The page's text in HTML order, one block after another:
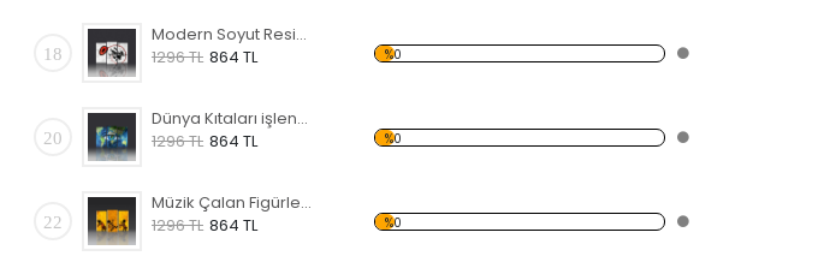
18
Modern Soyut Resim 22 Forex Tablo
1296 TL 864 TL %0
20
Dünya Kıtaları işlenmiş İnsan Yüzü Forex Tablo
1296 TL 864 TL %0
22
Müzik Çalan Figürler Forex Tablo
1296 TL 864 TL %0